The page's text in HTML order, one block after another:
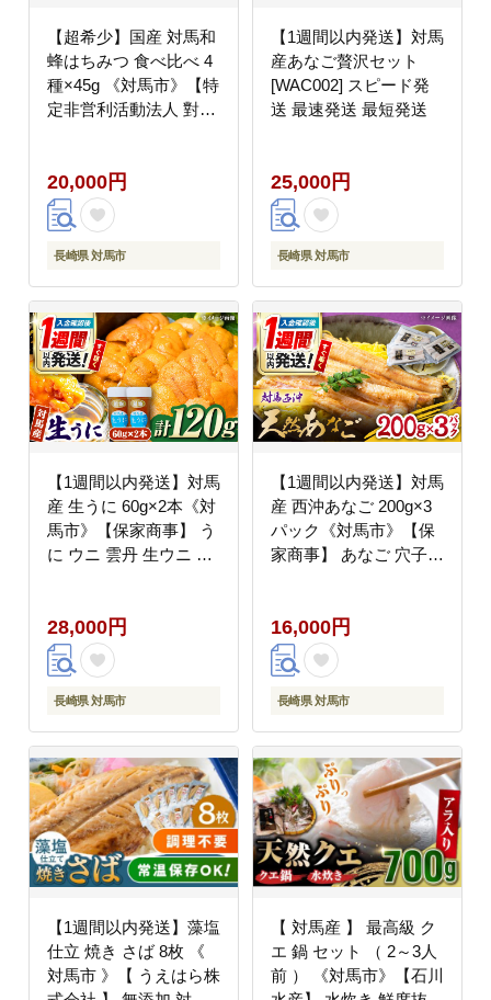
【超希少】国産 対馬和
蜂はちみつ 食べ比べ 4
種×45g 《対馬市》【特
定非営利活動法人 對馬
チミツ 蜂蜜 国産 長崎
非加熱 日本ミツバチ 二
ホンミツバチ 日本蜜蜂
百花蜜 常温 [WAM012]
20,000円
長崎県 対馬市
【1週間以内発送】対馬
産あなご贅沢セット
[WAC002] スピード発
送 最速発送 最短発送
25,000円
長崎県 対馬市
【1週間以内発送】対馬
産 生うに 60g×2本《対
馬市》【保家商事】 う
に ウニ 雲丹 生ウニ 海
短発送
28,000円
長崎県 対馬市
【1週間以内発送】対馬
産 西沖あなご 200g×3
パック《対馬市》【保
家商事】 あなご 穴子
発送 最速発送 最短発送
16,000円
長崎県 対馬市
【1週間以内発送】藻塩
仕立 焼き さば 8枚 《
対馬市 》【 うえはら株
【 対馬産 】 最高級 ク
エ 鍋 セット （ 2～3人
前 ） 《対馬市》【石川